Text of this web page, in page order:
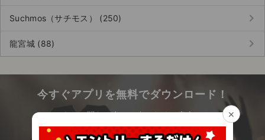
チケットジャム運営会社
チケットジャム利用規約
特定商取引法に基づく表記
Suchmos（サチモス） (250) keyboard_arrow_right
龍宮城 (88) keyboard_arrow_right
今すぐアプリを無料でダウンロード！
エンタメに関わる全ての人のための安心チケッ
ト売買アプリ
×